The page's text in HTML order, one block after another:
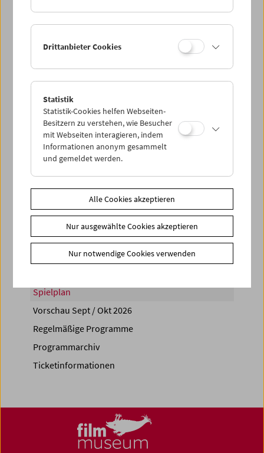
Sa 23.8.
PROGRAMM ÜBERBLICK
Share on
Spielplan
Vorschau Sept / Okt 2026
Regelmäßige Programme
Programmarchiv
Ticketinformationen
Drittanbieter Cookies
Statistik
Statistik-Cookies helfen Webseiten-
Besitzern zu verstehen, wie Besucher
mit Webseiten interagieren, indem
Informationen anonym gesammelt
und gemeldet werden.
Alle Cookies akzeptieren
Nur ausgewählte Cookies akzeptieren
Nur notwendige Cookies verwenden